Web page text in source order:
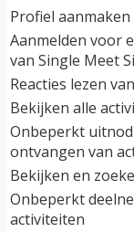
Profiel aanmaken
Aanmelden voor
van Single Meet
Reacties lezen
Bekijken alle
Onbeperkt
ontvangen van
Bekijken en
Onbeperkt
activiteiten